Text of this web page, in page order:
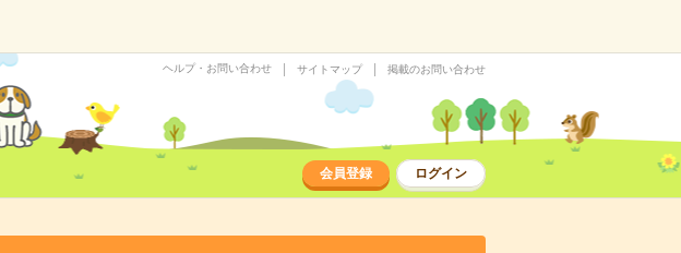
ヘルプ・お問い合わせ サイトマップ 掲載のお問い合わせ
会員登録 ログイン